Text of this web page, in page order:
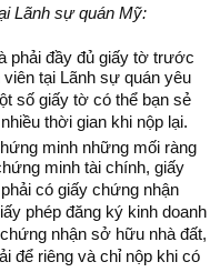
Lãnh sự quán Mỹ:
phải đầy đủ giấy tờ trước
tại Lãnh sự quán yêu
số giấy tờ có thể bạn sẻ
thời gian khi nộp lại.
minh những mối ràng
minh tài chính, giấy
có giấy chứng nhận
phép đăng ký kinh doanh
nhận sở hữu nhà đất,
để riêng và chỉ nộp khi có